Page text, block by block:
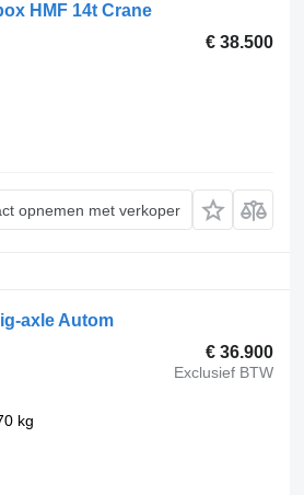
HMF 14t Crane
€ 38.500
opnemen met verkoper
axle Autom
€ 36.900
Exclusief BTW
kg